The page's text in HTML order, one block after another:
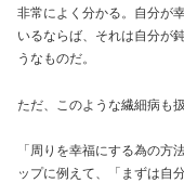
非常によく分かる。自分が
いるならば、それは自分が
うなものだ。
ただ、このような繊細病も
「周りを幸福にする為の方
ップに例えて、「まずは自